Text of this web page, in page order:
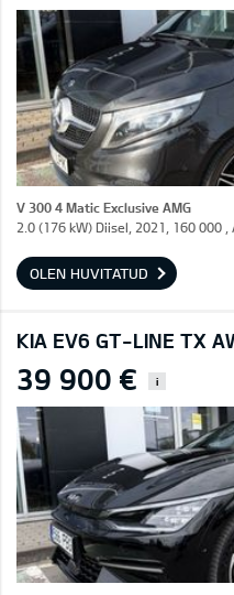
V 300 4 Matic Exclusive AMG
2.0 (176 kW) Diisel, 2021, 160 000
OLEN HUVITATUD
KIA EV6 GT-LINE TX
39 900 € i